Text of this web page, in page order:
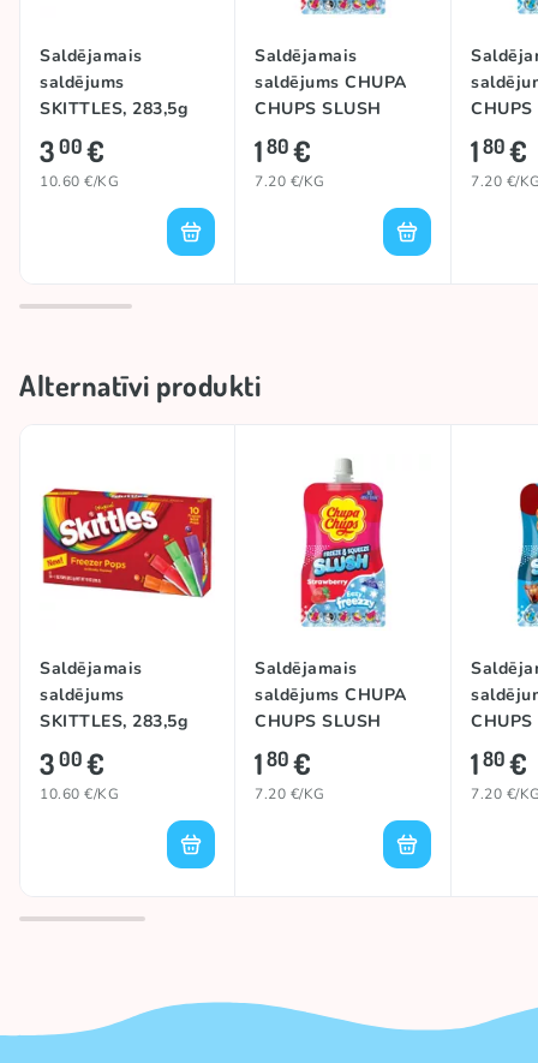
Saldējamais
saldējums
SKITTLES, 283,5g
300€
10.60 €/KG
Saldējamais
saldējums CHUPA
CHUPS SLUSH
(STRAWBERRY),
250ml
180€
7.20 €/KG
180€
7.20 €/
Alternatīvi produkti
Saldējamais
saldējums
SKITTLES, 283,5g
300€
10.60 €/KG
Saldējamais
saldējums CHUPA
CHUPS SLUSH
(STRAWBERRY),
250ml
180€
7.20 €/KG
180€
7.20 €/